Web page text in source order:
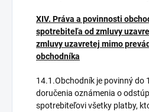
XIV. Práva a povinnosti
spotrebiteľa od zmluvy
zmluvy uzavretej mimo
obchodníka
14.1.Obchodník je povinný do
doručenia oznámenia o
spotrebiteľovi všetky platby,